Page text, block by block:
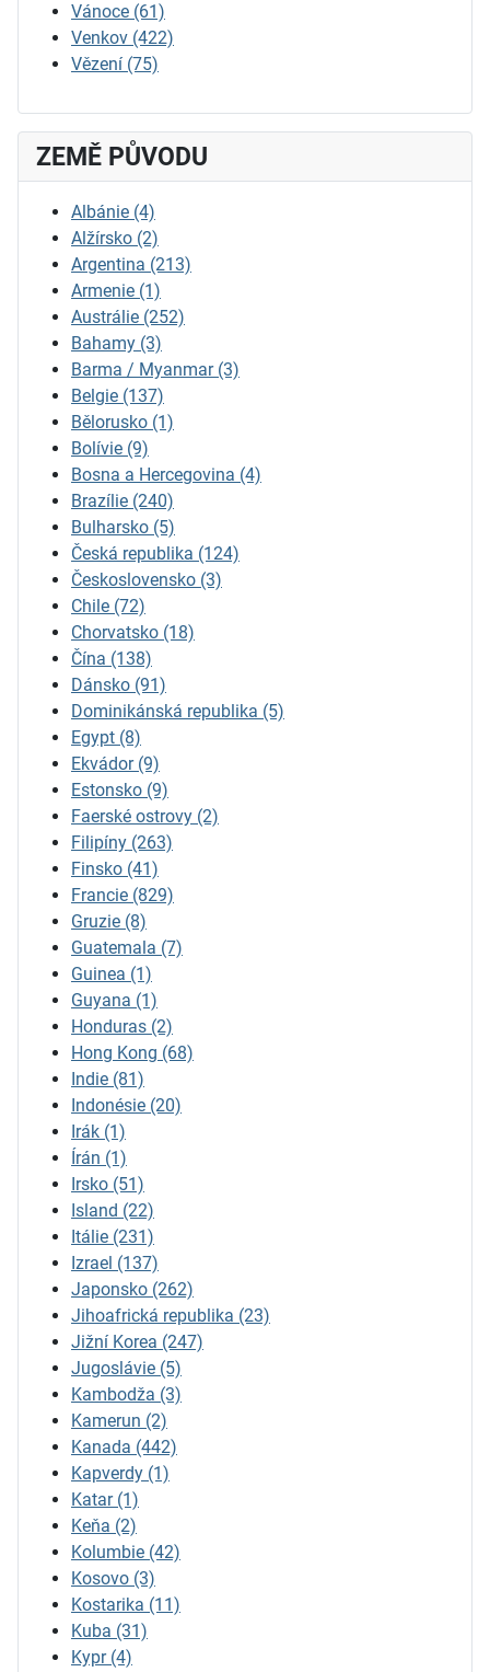
Vánoce (61)
Venkov (422)
Vězení (75)
ZEMĚ PŮVODU
Albánie (4)
Alžírsko (2)
Argentina (213)
Armenie (1)
Austrálie (252)
Bahamy (3)
Barma / Myanmar (3)
Belgie (137)
Bělorusko (1)
Bolívie (9)
Bosna a Hercegovina (4)
Brazílie (240)
Bulharsko (5)
Česká republika (124)
Československo (3)
Chile (72)
Chorvatsko (18)
Čína (138)
Dánsko (91)
Dominikánská republika (5)
Egypt (8)
Ekvádor (9)
Estonsko (9)
Faerské ostrovy (2)
Filipíny (263)
Finsko (41)
Francie (829)
Gruzie (8)
Guatemala (7)
Guinea (1)
Guyana (1)
Honduras (2)
Hong Kong (68)
Indie (81)
Indonésie (20)
Irák (1)
Írán (1)
Irsko (51)
Island (22)
Itálie (231)
Izrael (137)
Japonsko (262)
Jihoafrická republika (23)
Jižní Korea (247)
Jugoslávie (5)
Kambodža (3)
Kamerun (2)
Kanada (442)
Kapverdy (1)
Katar (1)
Keňa (2)
Kolumbie (42)
Kosovo (3)
Kostarika (11)
Kuba (31)
Kypr (4)